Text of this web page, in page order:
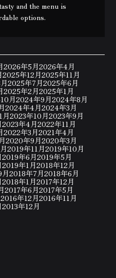
and the menu is
options.
2026年5月2026年4月
2025年12月2025年11月
2025年7月2025年6月
2025年2月2025年1月
月2024年9月2024年8月
2024年4月2024年3月
月2023年10月2023年9月
2023年4月2022年11月
2022年3月2021年4月
2020年9月2020年3月
2019年11月2019年10月
2019年6月2019年5月
2019年1月2018年12月
月2018年7月2018年6月
2018年1月2017年12月
2017年6月2017年5月
2016年12月2016年11月
2013年12月